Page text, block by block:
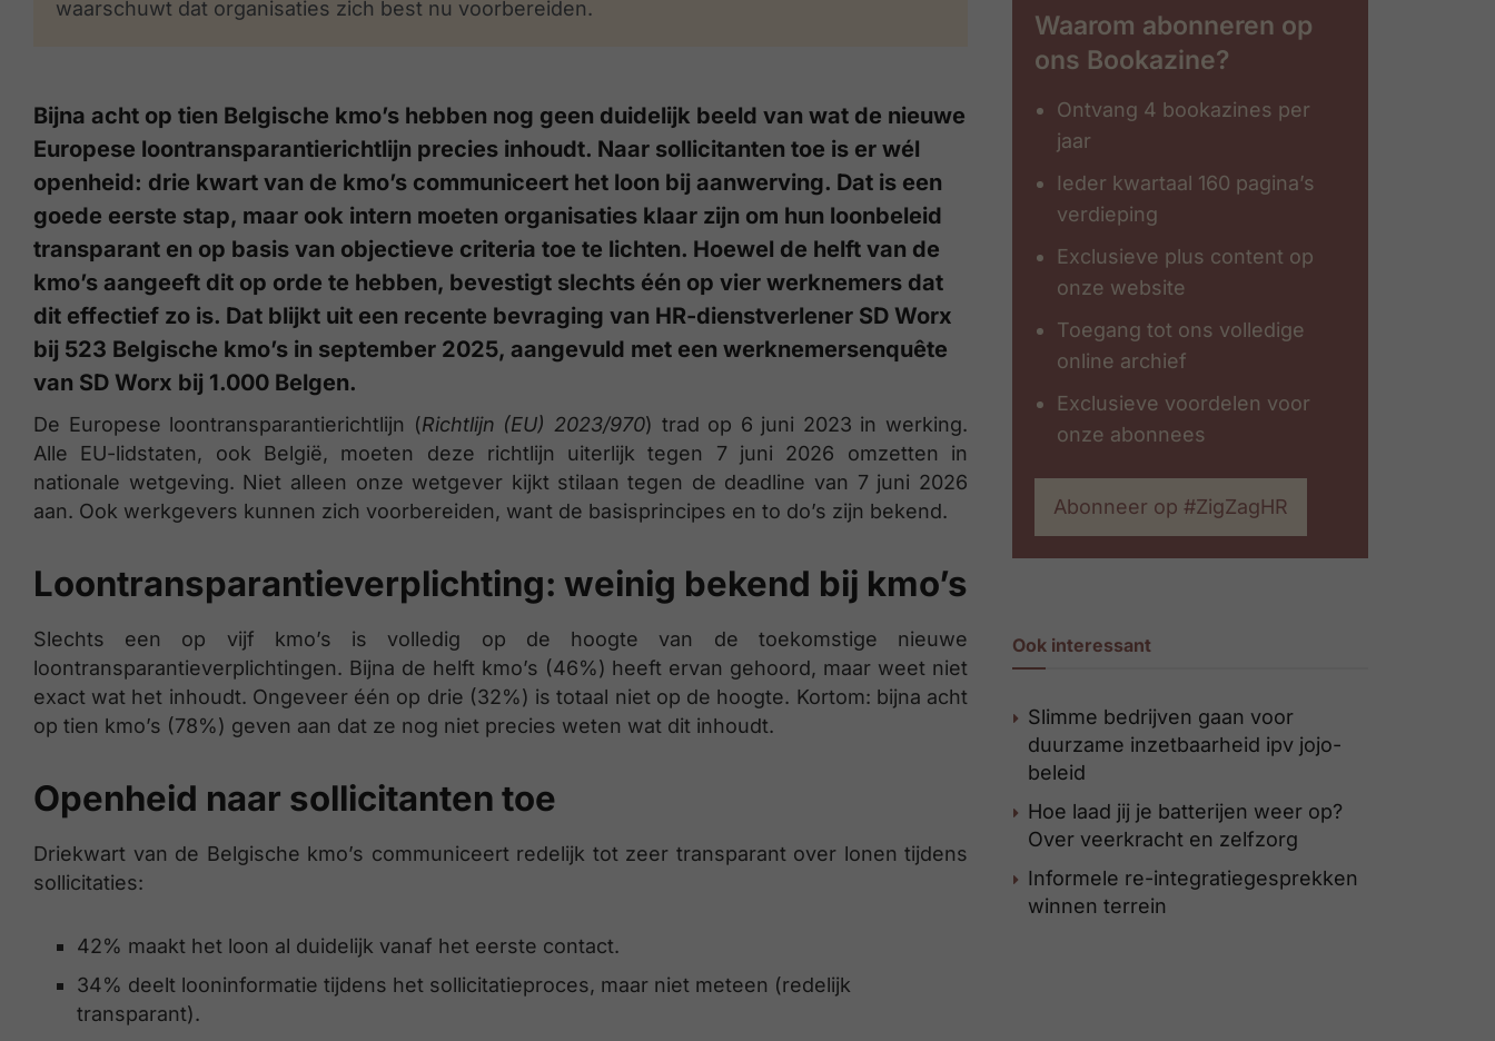
waarschuwt dat organisaties zich best nu voorbereiden.
Bijna acht op tien Belgische kmo’s hebben nog geen duidelijk beeld van wat de nieuwe
Europese loontransparantierichtlijn precies inhoudt. Naar sollicitanten toe is er wél
openheid: drie kwart van de kmo’s communiceert het loon bij aanwerving. Dat is een
goede eerste stap, maar ook intern moeten organisaties klaar zijn om hun loonbeleid
transparant en op basis van objectieve criteria toe te lichten. Hoewel de helft van de
kmo’s aangeeft dit op orde te hebben, bevestigt slechts één op vier werknemers dat
dit effectief zo is. Dat blijkt uit een recente bevraging van HR-dienstverlener SD Worx
bij 523 Belgische kmo’s in september 2025, aangevuld met een werknemersenquête
van SD Worx bij 1.000 Belgen.
De Europese loontransparantierichtlijn (Richtlijn (EU) 2023/970) trad op 6 juni 2023 in werking.
Alle EU-lidstaten, ook België, moeten deze richtlijn uiterlijk tegen 7 juni 2026 omzetten in
nationale wetgeving. Niet alleen onze wetgever kijkt stilaan tegen de deadline van 7 juni 2026
aan. Ook werkgevers kunnen zich voorbereiden, want de basisprincipes en to do’s zijn bekend.
Loontransparantieverplichting: weinig bekend bij kmo’s
Slechts een op vijf kmo’s is volledig op de hoogte van de toekomstige nieuwe
loontransparantieverplichtingen. Bijna de helft kmo’s (46%) heeft ervan gehoord, maar weet niet
exact wat het inhoudt. Ongeveer één op drie (32%) is totaal niet op de hoogte. Kortom: bijna acht
op tien kmo’s (78%) geven aan dat ze nog niet precies weten wat dit inhoudt.
Openheid naar sollicitanten toe
Driekwart van de Belgische kmo’s communiceert redelijk tot zeer transparant over lonen tijdens
sollicitaties:
42% maakt het loon al duidelijk vanaf het eerste contact.
34% deelt looninformatie tijdens het sollicitatieproces, maar niet meteen (redelijk
transparant).
Waarom abonneren op
ons Bookazine?
Ontvang 4 bookazines per
jaar
Ieder kwartaal 160 pagina’s
verdieping
Exclusieve plus content op
onze website
Toegang tot ons volledige
online archief
Exclusieve voordelen voor
onze abonnees
Abonneer op #ZigZagHR
Ook interessant
Slimme bedrijven gaan voor
duurzame inzetbaarheid ipv jojo-
beleid
Hoe laad jij je batterijen weer op?
Over veerkracht en zelfzorg
Informele re-integratiegesprekken
winnen terrein